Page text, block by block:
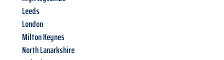
Leeds
London
Milton Keynes
North Lanarkshire